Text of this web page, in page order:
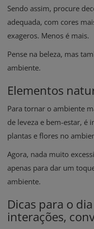
Sendo assim, procure
adequada, com cores
exageros. Menos é mais.
Pense na beleza, mas
ambiente.
Elementos
Para tornar o ambiente
de leveza e bem-estar, é
plantas e flores no
Agora, nada muito
apenas para dar um
ambiente.
Dicas para o
interações,